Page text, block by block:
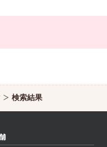
検索結果